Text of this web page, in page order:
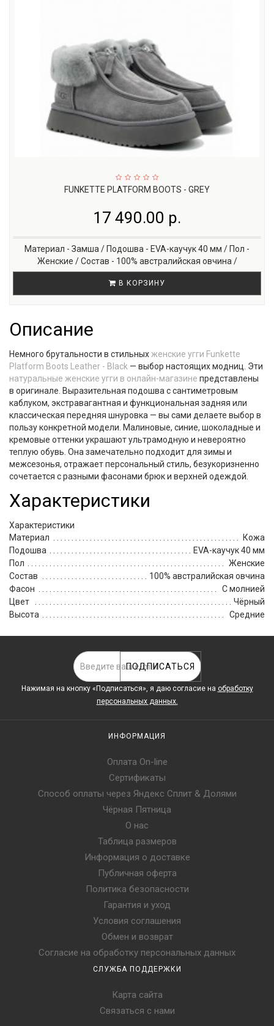
FUNKETTE PLATFORM BOOTS - GREY
17 490.00 р.
Материал - Замша / Подошва - EVA-каучук 40 мм / Пол -
Женские / Состав - 100% австралийская овчина /
В КОРЗИНУ
Описание
Немного брутальности в стильныхженские угги Funkette
Platform Boots Leather - Black — выбор настоящих модниц. Эти
натуральные женские угги в онлайн-магазине представлены
в оригинале. Выразительная подошва с сантиметровым
каблуком, экстравагантная и функциональная задняя или
классическая передняя шнуровка — вы сами делаете выбор в
пользу конкретной модели. Малиновые, синие, шоколадные и
кремовые оттенки украшают ультрамодную и невероятно
теплую обувь. Она замечательно подходит для зимы и
межсезонья, отражает персональный стиль, безукоризненно
сочетается с разными фасонами брюк и верхней одеждой.
Характеристики
Характеристики
Материал
Кожа
Подошва
EVA-каучук 40 мм
Пол
Женские
Состав
100% австралийская овчина
Фасон
С молнией
Цвет
Чёрный
Высота
Средние
ПОДПИСАТЬСЯ
Нажимая на кнопку «Подписаться», я даю cогласие на обработку
персональных данных.
ИНФОРМАЦИЯ
Оплата On-line
Сертификаты
Способ оплаты через Яндекс Сплит & Долями
Чёрная Пятница
О нас
Таблица размеров
Информация о доставке
Публичная оферта
Политика безопасности
Гарантия и уход
Условия соглашения
Обмен и возврат
Согласие на обработку персональных данных
СЛУЖБА ПОДДЕРЖКИ
Карта сайта
Связаться с нами